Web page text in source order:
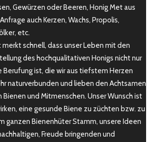
Gewürzen oder Beeren, Honig Met aus
auch Kerzen, Wachs, Propolis,
etc.
schnell, dass unser Leben mit den
des hochqualitativen Honigs nicht nur
Berufung ist, die wir aus tiefstem Herzen
naturverbunden und lieben den Achtsamen
Bienen und Mitmenschen. Unser Wunsch ist
eine gesunde Biene zu züchten bzw. zu
ganzen Bienenhüter Stamm, unsere Ideen
Freude bringenden und